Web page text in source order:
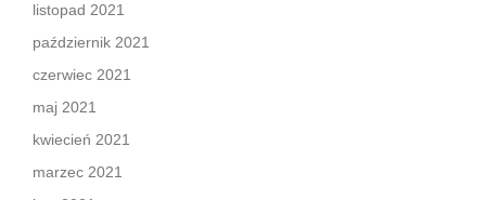
listopad 2021
październik 2021
czerwiec 2021
maj 2021
kwiecień 2021
marzec 2021